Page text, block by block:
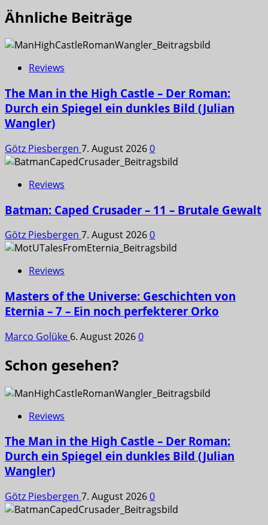
Ähnliche Beiträge
Reviews
The Man in the High Castle – Der Roman:
Durch ein Spiegel ein dunkles Bild (Julian
Wangler)
Götz Piesbergen 7. August 20260
Reviews
Batman: Caped Crusader – 11 – Brutale Gewalt
Götz Piesbergen 7. August 20260
Reviews
Masters of the Universe: Geschichten von
Eternia – 7 – Ein noch perfekterer Orko
Marco Golüke 6. August 20260
Schon gesehen?
Reviews
The Man in the High Castle – Der Roman:
Durch ein Spiegel ein dunkles Bild (Julian
Wangler)
Götz Piesbergen 7. August 20260